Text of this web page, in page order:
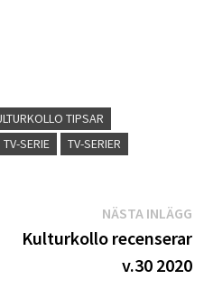
TIPSAR
TV-SERIE TV-SERIER
NÄSTA INLÄGG
Kulturkollo recenserar
v.30 2020